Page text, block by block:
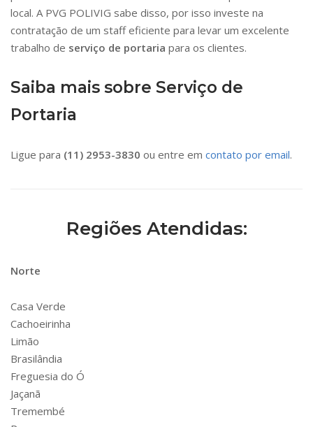
local. A PVG POLIVIG sabe disso, por isso investe na
contratação de um staff eficiente para levar um excelente
trabalho de serviço de portaria para os clientes.
Saiba mais sobre Serviço de
Portaria
Ligue para (11) 2953-3830 ou entre em contato por email.
Regiões Atendidas:
Norte
Casa Verde
Cachoeirinha
Limão
Brasilândia
Freguesia do Ó
Jaçanã
Tremembé